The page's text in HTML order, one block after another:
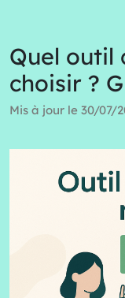
Quel outil
choisir ?
Mis à jour le 30/07/